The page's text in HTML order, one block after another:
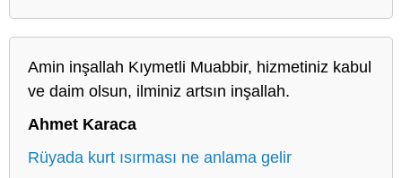
Amin inşallah Kıymetli Muabbir, hizmetiniz kabul
ve daim olsun, ilminiz artsın inşallah.
Ahmet Karaca
Rüyada kurt ısırması ne anlama gelir